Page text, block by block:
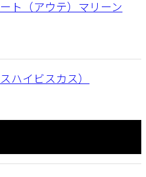
ト（アウテ）マリーン
ハイビスカス）